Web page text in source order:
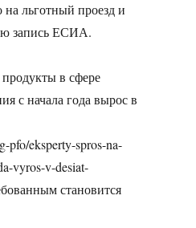
льготный проезд и
запись ЕСИА.
в сфере
с начала года вырос в
pfo/eksperty-spros-na-
vyros-v-desiat-
становится